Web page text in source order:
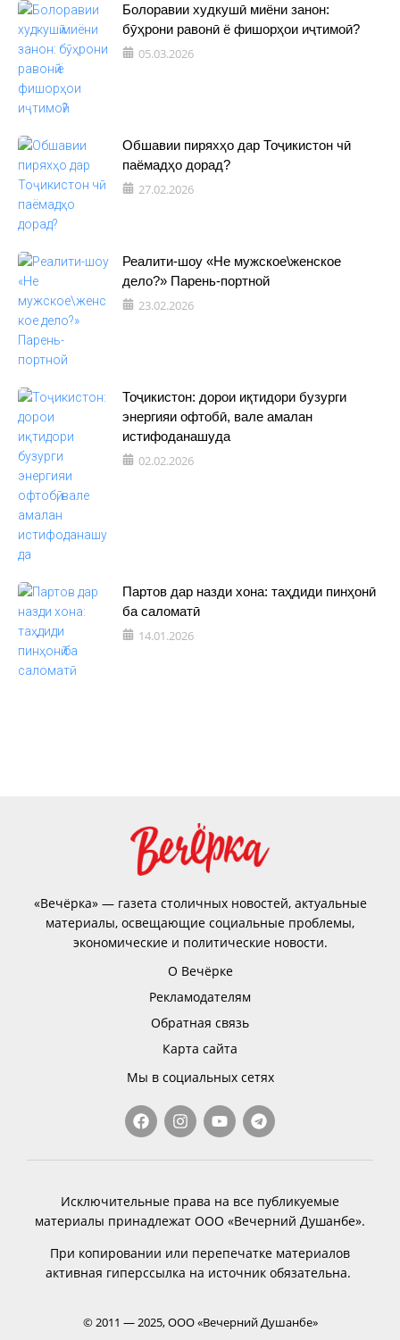
Болоравии худкушӣ миёни занон:
бӯҳрони равонӣ ё фишорҳои иҷтимоӣ?
05.03.2026
Обшавии пиряхҳо дар Тоҷикистон чӣ
паёмадҳо дорад?
27.02.2026
Реалити-шоу «Не мужское\женское
дело?» Парень-портной
23.02.2026
Тоҷикистон: дорои иқтидори бузурги
энергияи офтобӣ, вале амалан
истифоданашуда
02.02.2026
Партов дар назди хона: таҳдиди пинҳонӣ
ба саломатӣ
14.01.2026
«Вечёрка» — газета столичных новостей, актуальные
материалы, освещающие социальные проблемы,
экономические и политические новости.
О Вечёрке
Рекламодателям
Обратная связь
Карта сайта
Мы в социальных сетях
Исключительные права на все публикуемые
материалы принадлежат ООО «Вечерний Душанбе».
При копировании или перепечатке материалов
активная гиперссылка на источник обязательна.
© 2011 — 2025, ООО «Вечерний Душанбе»